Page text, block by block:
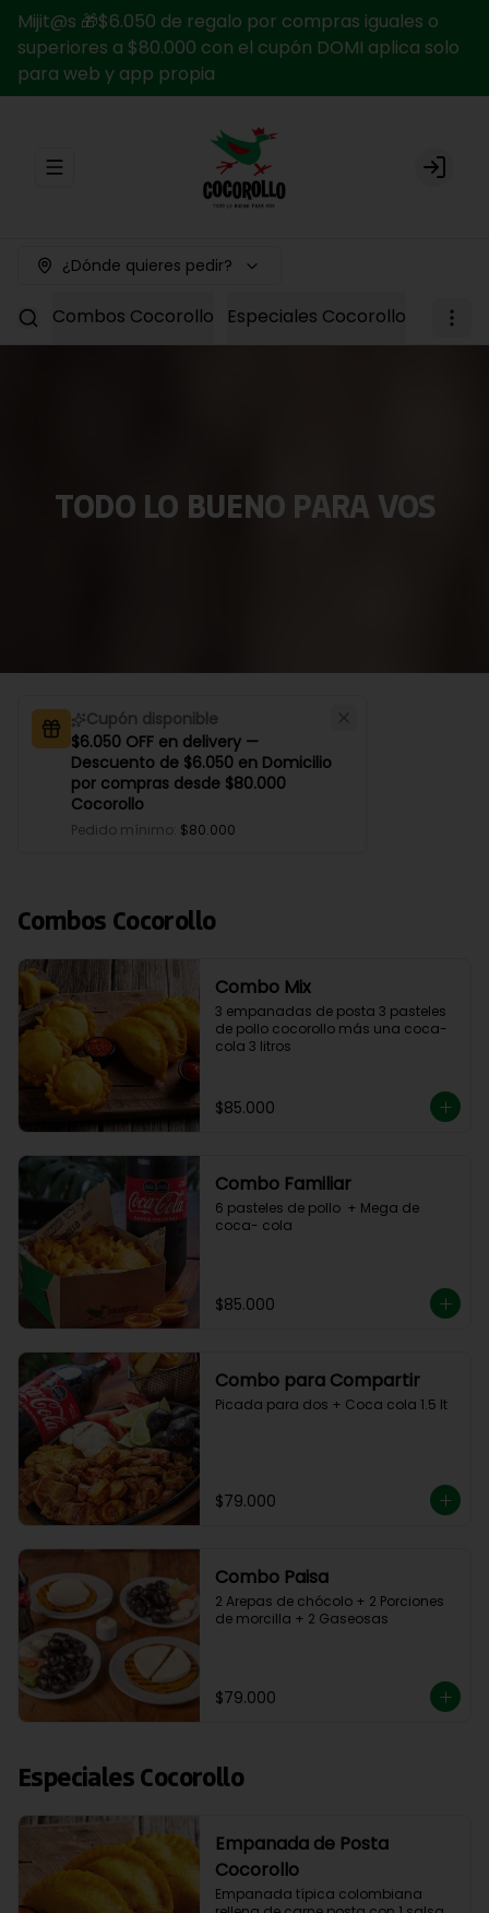
Mijit@s 🎁$6.050 de regalo por compras iguales o
superiores a $80.000 con el cupón DOMI aplica solo
para web y app propia
Abrir menu de navegación Login
¿Dónde quieres pedir?
Combos Cocorollo Especiales Cocorollo
TODO LO BUENO PARA VOS
Cupón disponible
$6.050 OFF en delivery —
Descuento de $6.050 en Domicilio
por compras desde $80.000
Cocorollo
Pedido mínimo $80.000
Combos Cocorollo
Combo Mix
3 empanadas de posta 3 pasteles
de pollo cocorollo más una coca-
cola 3 litros
$85.000
Combo Familiar
6 pasteles de pollo  + Mega de
coca- cola
$85.000
Combo para Compartir
Picada para dos + Coca cola 1.5 lt
$79.000
Combo Paisa
2 Arepas de chócolo + 2 Porciones
de morcilla + 2 Gaseosas
$79.000
Especiales Cocorollo
Empanada de Posta
Cocorollo
Empanada típica colombiana